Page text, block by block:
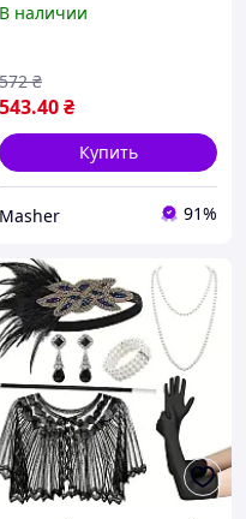
В наличии
543.40₴
572 ₴
Купить
Masher 91%